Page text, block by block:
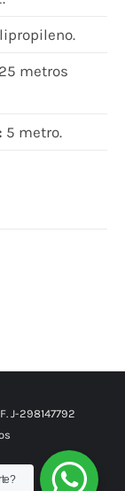
25 metros
5 metro.
J-298147792